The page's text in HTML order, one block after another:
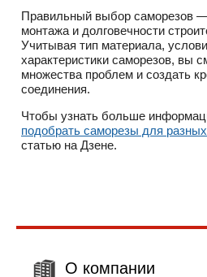
Правильный выбор саморезов —
монтажа и долговечности
Учитывая тип материала,
характеристики саморезов, вы
множества проблем и создать
соединения.
Чтобы узнать больше
подобрать саморезы для
статью на Дзене.
О компании